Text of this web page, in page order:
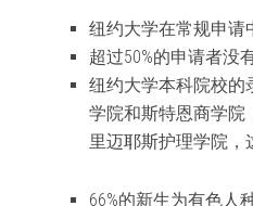
纽约大学在常规申请
超过50%的申请者没
纽约大学本科院校的
学院和斯特恩商学院
里迈耶斯护理学院，
66%的新生为有色人种